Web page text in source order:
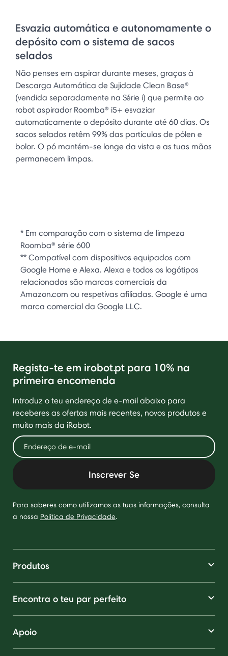
Esvazia automática e autonomamente o
depósito com o sistema de sacos
selados
Não penses em aspirar durante meses, graças à
Descarga Automática de Sujidade Clean Base®
(vendida separadamente na Série i) que permite ao
robot aspirador Roomba® i5+ esvaziar
automaticamente o depósito durante até 60 dias. Os
sacos selados retêm 99% das partículas de pólen e
bolor. O pó mantém-se longe da vista e as tuas mãos
permanecem limpas.
* Em comparação com o sistema de limpeza
Roomba® série 600
** Compatível com dispositivos equipados com
Google Home e Alexa. Alexa e todos os logótipos
relacionados são marcas comerciais da
Amazon.com ou respetivas afiliadas. Google é uma
marca comercial da Google LLC.
Regista-te em irobot.pt para 10% na
primeira encomenda
Introduz o teu endereço de e-mail abaixo para
receberes as ofertas mais recentes, novos produtos e
muito mais da iRobot.
Inscrever Se
Para saberes como utilizamos as tuas informações, consulta
a nossa Política de Privacidade.
Produtos
Encontra o teu par perfeito
Apoio